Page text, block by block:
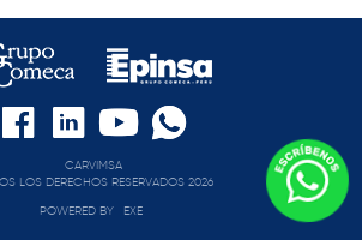
CARVIMSA
LOS DERECHOS RESERVADOS 2026
POWERED BY
EXE